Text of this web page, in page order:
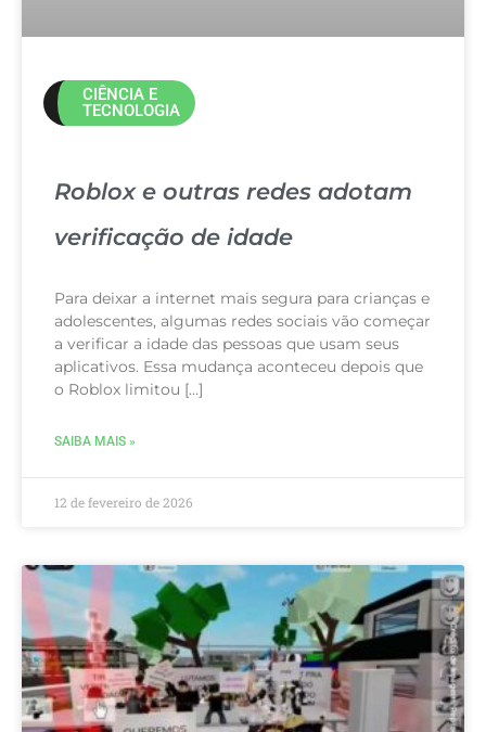
CIÊNCIA E
TECNOLOGIA
Roblox e outras redes adotam
verificação de idade
Para deixar a internet mais segura para crianças e
adolescentes, algumas redes sociais vão começar
a verificar a idade das pessoas que usam seus
aplicativos. Essa mudança aconteceu depois que
o Roblox limitou […]
SAIBA MAIS »
12 de fevereiro de 2026